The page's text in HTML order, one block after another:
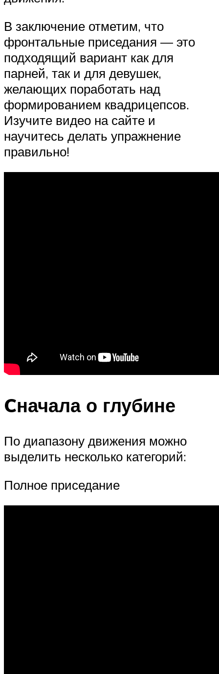
В заключение отметим, что
фронтальные приседания — это
подходящий вариант как для
парней, так и для девушек,
желающих поработать над
формированием квадрицепсов.
Изучите видео на сайте и
научитесь делать упражнение
правильно!
Cначала о глубине
По диапазону движения можно
выделить несколько категорий:
Полное приседание